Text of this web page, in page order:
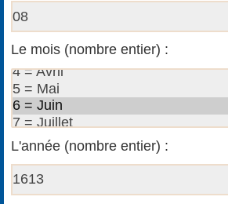
Le mois (nombre entier) :
L'année (nombre entier) :